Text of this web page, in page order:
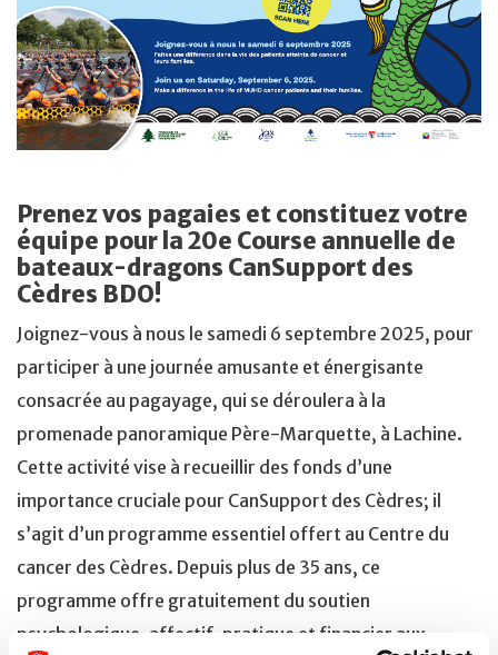
Prenez vos pagaies et constituez votre
équipe pour la 20e Course annuelle de
bateaux-dragons CanSupport des
Cèdres BDO!
Joignez-vous à nous le samedi 6 septembre 2025, pour
participer à une journée amusante et énergisante
consacrée au pagayage, qui se déroulera à la
promenade panoramique Père-Marquette, à Lachine.
Cette activité vise à recueillir des fonds d’une
importance cruciale pour CanSupport des Cèdres; il
s’agit d’un programme essentiel offert au Centre du
cancer des Cèdres. Depuis plus de 35 ans, ce
programme offre gratuitement du soutien
psychologique, affectif, pratique et financier aux